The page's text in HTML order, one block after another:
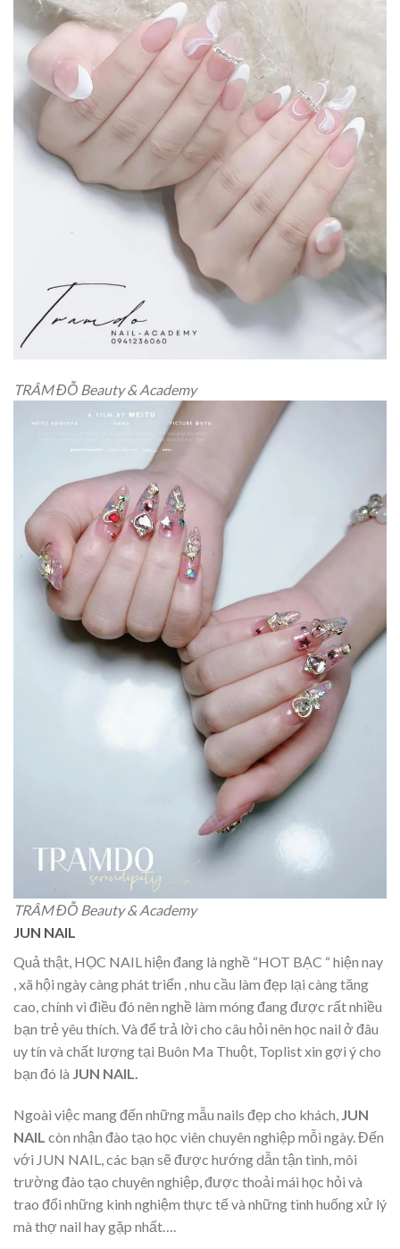
TRÂM ĐỖ Beauty & Academy
TRÂM ĐỖ Beauty & Academy
JUN NAIL
Quả thật, HỌC NAIL hiện đang là nghề “HOT BẠC “ hiện nay
, xã hội ngày càng phát triển , nhu cầu làm đẹp lại càng tăng
cao, chính vì điều đó nên nghề làm móng đang được rất nhiều
bạn trẻ yêu thích. Và để trả lời cho câu hỏi nên học nail ở đâu
uy tín và chất lượng tại Buôn Ma Thuột, Toplist xin gợi ý cho
bạn đó là JUN NAIL.
Ngoài việc mang đến những mẫu nails đẹp cho khách, JUN
NAIL còn nhận đào tạo học viên chuyên nghiệp mỗi ngày. Đến
với JUN NAIL, các bạn sẽ được hướng dẫn tận tình, môi
trường đào tạo chuyên nghiệp, được thoải mái học hỏi và
trao đổi những kinh nghiệm thực tế và những tình huống xử lý
mà thợ nail hay gặp nhất….